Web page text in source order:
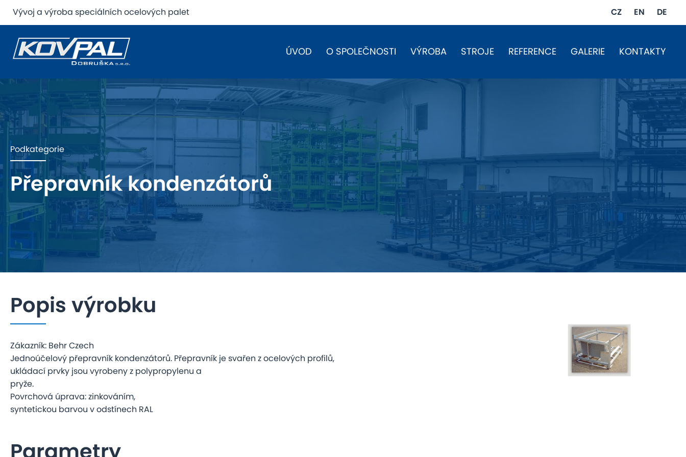
Vývoj a výroba speciálních ocelových palet CZ EN DE
ÚVOD O SPOLEČNOSTI VÝROBA STROJE REFERENCE GALERIE KONTAKTY
Podkategorie
Přepravník kondenzátorů
Popis výrobku
Zákazník: Behr Czech
Jednoúčelový přepravník kondenzátorů. Přepravník je svařen z ocelových profilů,
ukládací prvky jsou vyrobeny z polypropylenu a
pryže.
Povrchová úprava: zinkováním,
syntetickou barvou v odstínech RAL
Parametry